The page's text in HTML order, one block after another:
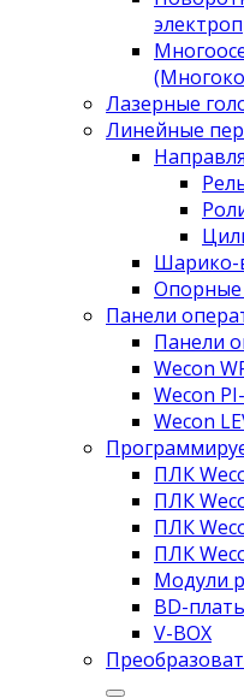
Лазерные
Линейные
Шарико-
Опорные
Панели
Панели
Wecon
Wecon
Wecon
ПЛК
ПЛК
ПЛК
ПЛК
Модули
BD-
V-BOX